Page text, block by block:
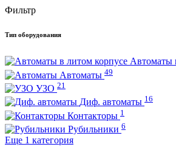
Фильтр
Тип оборудования
Автоматы
Автоматы 49
УЗО 21
Диф. автоматы 16
Контакторы 1
Рубильники 6
Еще 1 категория